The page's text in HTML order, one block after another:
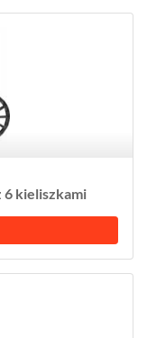
6 kieliszkami